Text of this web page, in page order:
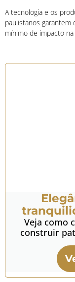
A tecnologia e os
paulistanos
mínimo de impacto
Veja como
construir